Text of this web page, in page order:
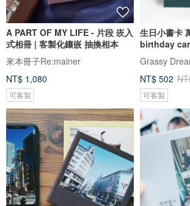
A PART OF MY LIFE - 片段 崁入
式相冊 | 客製化鑲嵌 抽換相本
來本冊子Re:mainer
NT$ 1,080
可客製
生日小書卡
birthday
Grassy
NT$ 502
可客製